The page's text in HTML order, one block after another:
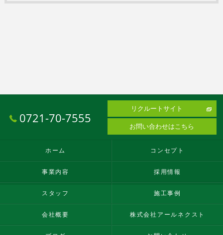
0721-70-7555
リクルートサイト
お問い合わせはこちら
ホーム コンセプト
事業内容 採用情報
スタッフ 施工事例
会社概要 株式会社アールネクスト